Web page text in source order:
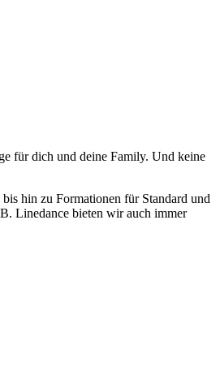
für dich und deine Family. Und keine
hin zu Formationen für Standard und
Linedance bieten wir auch immer